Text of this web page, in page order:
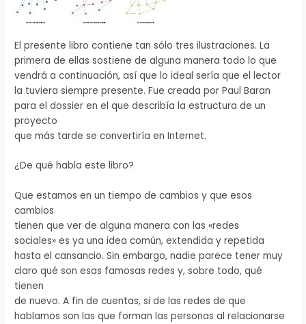
El presente libro contiene tan sólo tres ilustraciones. La
primera de ellas sostiene de alguna manera todo lo que
vendrá a continuación, así que lo ideal sería que el lector
la tuviera siempre presente. Fue creada por Paul Baran
para el dossier en el que describía la estructura de un
proyecto
que más tarde se convertiría en Internet.
¿De qué habla este libro?
Que estamos en un tiempo de cambios y que esos
cambios
tienen que ver de alguna manera con las «redes
sociales» es ya una idea común, extendida y repetida
hasta el cansancio. Sin embargo, nadie parece tener muy
claro qué son esas famosas redes y, sobre todo, qué
tienen
de nuevo. A fin de cuentas, si de las redes de que
hablamos son las que forman las personas al relacionarse